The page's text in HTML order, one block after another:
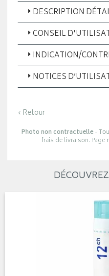
DESCRIPTION
CONSEIL
INDICATION/
NOTICES
‹ Retour
Photo non contractuelle-
frais de livraison. Page